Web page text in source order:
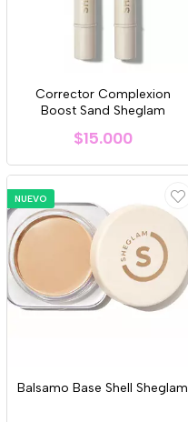
Corrector Complexion
Boost Sand Sheglam
$15.000
NUEVO
Balsamo Base Shell Sheglam